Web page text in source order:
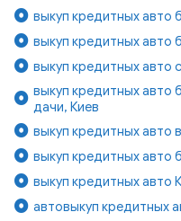
выкуп кредитных авто
выкуп кредитных авто
выкуп кредитных авто
выкуп кредитных авто
дачи, Киев
выкуп кредитных авто
выкуп кредитных авто
выкуп кредитных авто
автовыкуп кредитных